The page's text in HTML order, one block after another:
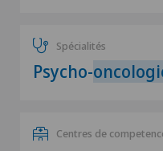
Spécialités
Psycho-
Centres de